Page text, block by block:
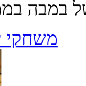
משחקי